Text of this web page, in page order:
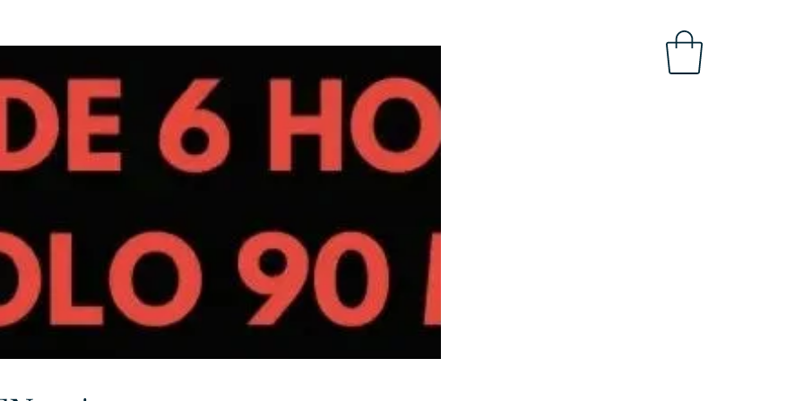
GROUP 7. APP LAT-AM/UK-GLOBAL